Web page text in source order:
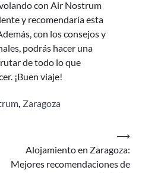
con Air Nostrum
y recomendaría esta
con los consejos y
podrás hacer una
de todo lo que
¡Buen viaje!
Zaragoza
Alojamiento en Zaragoza:
Mejores recomendaciones de
⟶